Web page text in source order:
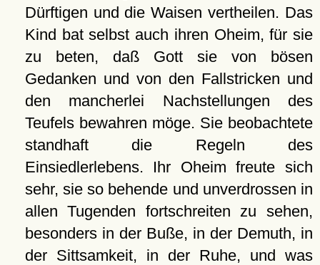
Dürftigen und die Waisen vertheilen. Das
Kind bat selbst auch ihren Oheim, für sie
zu beten, daß Gott sie von bösen
Gedanken und von den Fallstricken und
den mancherlei Nachstellungen des
Teufels bewahren möge. Sie beobachtete
standhaft die Regeln des
Einsiedlerlebens. Ihr Oheim freute sich
sehr, sie so behende und unverdrossen in
allen Tugenden fortschreiten zu sehen,
besonders in der Buße, in der Demuth, in
der Sittsamkeit, in der Ruhe, und was